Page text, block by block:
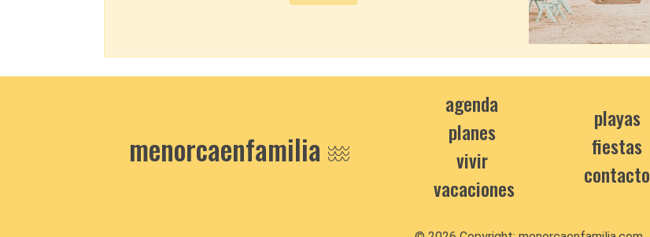
menorcaenfamilia
agenda
planes
vivir
vacaciones
playas
fiestas
contacto